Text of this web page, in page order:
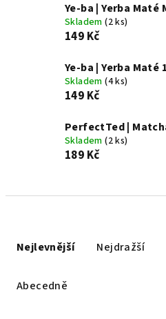
Ye-ba | Yerba Maté
Skladem(2 ks)
149 Kč
Ye-ba | Yerba Maté
Skladem(4 ks)
149 Kč
PerfectTed |
Skladem(2 ks)
189 Kč
Nejlevnější Nejdražší
Abecedně